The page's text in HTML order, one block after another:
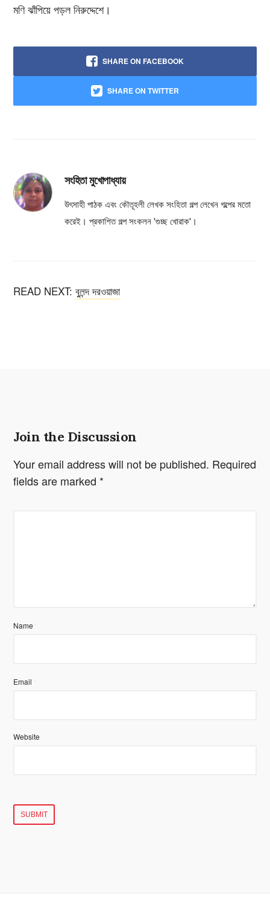
মণি ঝাঁপিয়ে পড়ল নিরুদ্দেশে।
SHARE ON FACEBOOK
SHARE ON TWITTER
সংহিতা মুখোপাধ্যায়
উৎসাহী পাঠক এবং কৌতূহলী লেখক সংহিতা গল্প লেখেন গল্পের মতো
করেই। প্রকাশিত গল্প সংকলন 'গুচ্ছ খোরাক'।
READ NEXT:বুলন্দ দরওয়াজা
Join the Discussion
Your email address will not be published. Required
fields are marked *
Name
Email
Website